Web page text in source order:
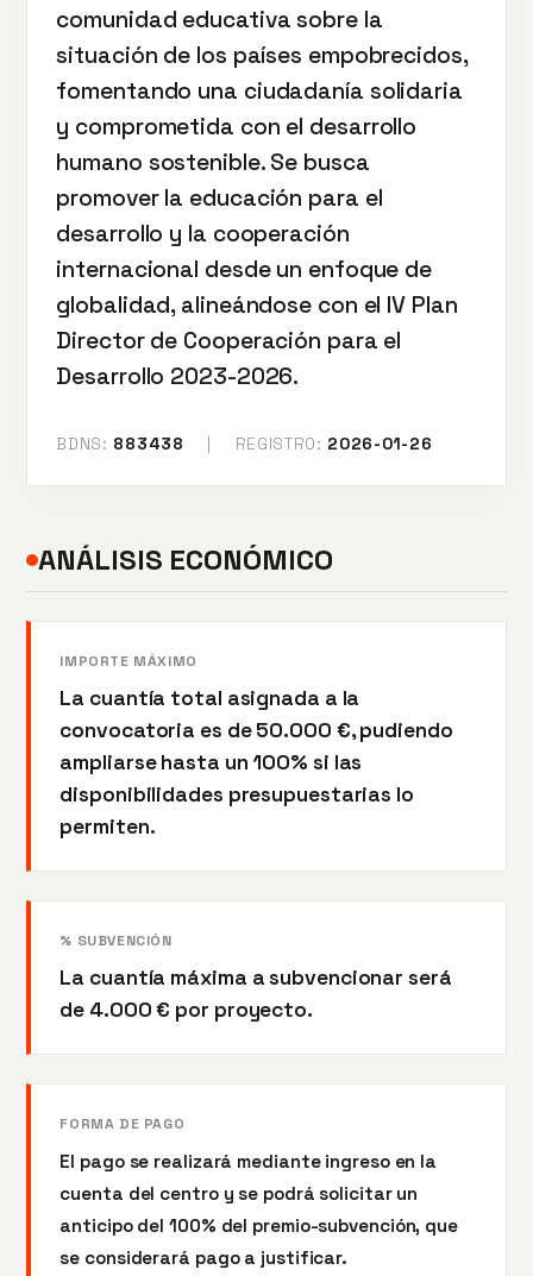
comunidad educativa sobre la
situación de los países empobrecidos,
fomentando una ciudadanía solidaria
y comprometida con el desarrollo
humano sostenible. Se busca
promover la educación para el
desarrollo y la cooperación
internacional desde un enfoque de
globalidad, alineándose con el IV Plan
Director de Cooperación para el
Desarrollo 2023-2026.
BDNS: 883438 REGISTRO: 2026-01-26
ANÁLISIS ECONÓMICO
IMPORTE MÁXIMO
La cuantía total asignada a la
convocatoria es de 50.000 €, pudiendo
ampliarse hasta un 100% si las
disponibilidades presupuestarias lo
permiten.
% SUBVENCIÓN
La cuantía máxima a subvencionar será
de 4.000 € por proyecto.
FORMA DE PAGO
El pago se realizará mediante ingreso en la
cuenta del centro y se podrá solicitar un
anticipo del 100% del premio-subvención, que
se considerará pago a justificar.